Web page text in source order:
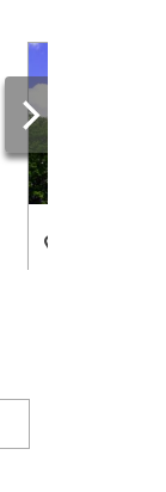
のジオを学ぶ！
広がる『石廊崎
ーク』に出かけ